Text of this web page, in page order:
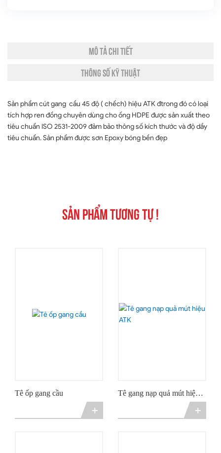
MÔ TẢ CHI TIẾT
THÔNG SỐ KỸ THUẬT
Sản phẩm cút gang cầu 45 độ ( chếch) hiệu ATK đtrong đó có loại
tích hợp ren đồng chuyên dùng cho ống HDPE được sản xuất theo
tiêu chuẩn ISO 2531-2009 đảm bảo thông số kích thước và độ dầy
tiêu chuẩn. Sản phẩm được sơn Epoxy bóng bền đẹp
Sản phẩm tương tự !
Tê ốp gang cầu
+
Tê gang nạp quả mút hiệu
+